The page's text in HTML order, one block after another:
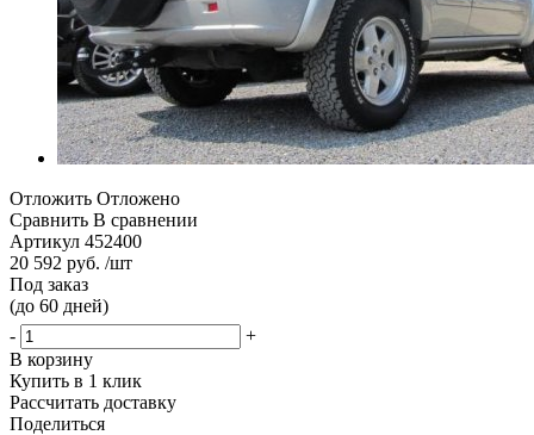
Отложить Отложено
Сравнить В сравнении
Артикул 452400
20 592 руб. /шт
Под заказ
(до 60 дней)
-
+
В корзину
Купить в 1 клик
Рассчитать доставку
Поделиться